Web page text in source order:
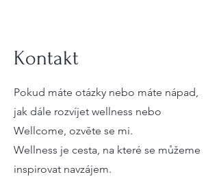
Kontakt
Pokud máte otázky nebo máte nápad,
jak dále rozvíjet wellness nebo
Wellcome, ozvěte se mi.
Wellness je cesta, na které se můžeme
inspirovat navzájem.